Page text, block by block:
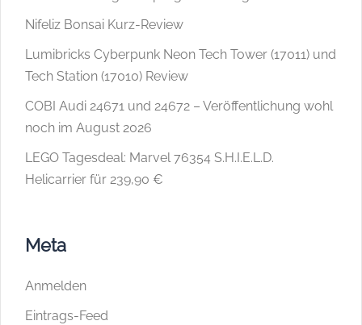
Nifeliz Bonsai Kurz-Review
Lumibricks Cyberpunk Neon Tech Tower (17011) und
Tech Station (17010) Review
COBI Audi 24671 und 24672 – Veröffentlichung wohl
noch im August 2026
LEGO Tagesdeal: Marvel 76354 S.H.I.E.L.D.
Helicarrier für 239,90 €
Meta
Anmelden
Eintrags-Feed